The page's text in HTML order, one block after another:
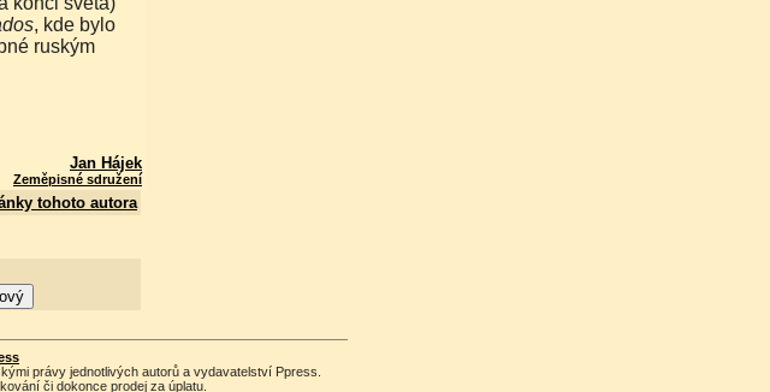
, kde bylo
ruským
Jan Hájek
Zeměpisné sdružení
tohoto autora
právy jednotlivých autorů a vydavatelství Ppress.
či dokonce prodej za úplatu.